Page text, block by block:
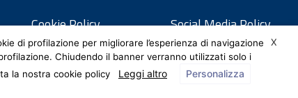
Cookie Policy Social Media Policy
X
di profilazione per migliorare l’esperienza di navigazione
Chiudendo il banner verranno utilizzati solo i
la nostra cookie policy
Leggi altro Personalizza